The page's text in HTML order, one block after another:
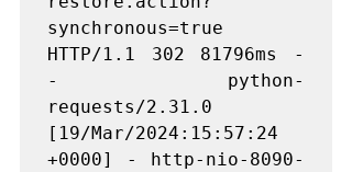
synchronous=true
HTTP/1.1 302 81796ms -
- python-
requests/2.31.0
[19/Mar/2024:15:57:24
+0000] - http-nio-8090-